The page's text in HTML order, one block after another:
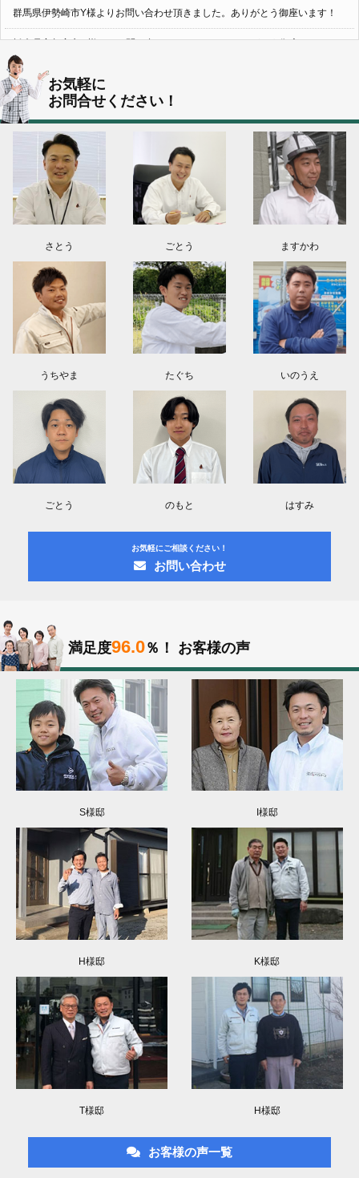
群馬県伊勢崎市Y様よりお問い合わせ頂きました。ありがとう御座います！
栃木県宇都宮市U様よりお問い合わせ頂きました。ありがとう御座います！
2026.08.05
群馬県伊勢崎市N様よりお問い合わせ頂きました。ありがとう御座います！
群馬県高崎市O様よりお問い合わせ頂きました。ありがとう御座います！
埼玉県上尾市K様よりお問い合わせ頂きました。ありがとう御座います！
東京都日野市K様よりお問い合わせ頂きました。ありがとう御座います！
群馬県伊勢崎市M様よりお問い合わせ頂きました。ありがとう御座います！
お気軽に
お問合せください！
さとう ごとう ますかわ
うちやま たぐち いのうえ
ごとう のもと はすみ
お気軽にご相談ください！
お問い合わせ
満足度96.0％！ お客様の声
S様邸 I様邸
H様邸 K様邸
T様邸 H様邸
お客様の声一覧